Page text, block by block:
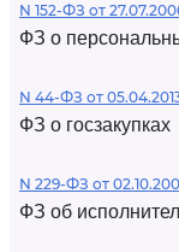
N 152-ФЗ от
ФЗ о
N 44-ФЗ от
ФЗ о госзакупках
N 229-ФЗ от
ФЗ об